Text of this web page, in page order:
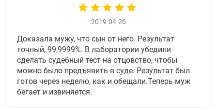
2019-04-26
Доказала мужу, что сын от него. Результат
точный, 99,9999%. В лаборатории убедили
сделать судебный тест на отцовство, чтобы
можно было предъявить в суде. Результат был
готов через неделю, как и обещали.Теперь муж
бегает и извиняется.